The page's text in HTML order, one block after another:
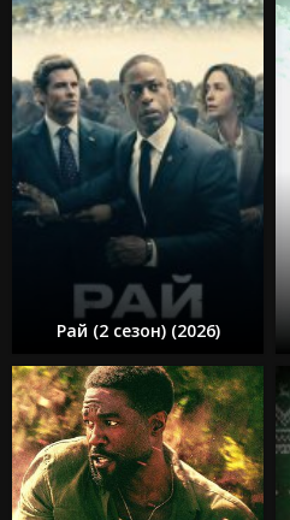
Рай (2 сезон) (2026)